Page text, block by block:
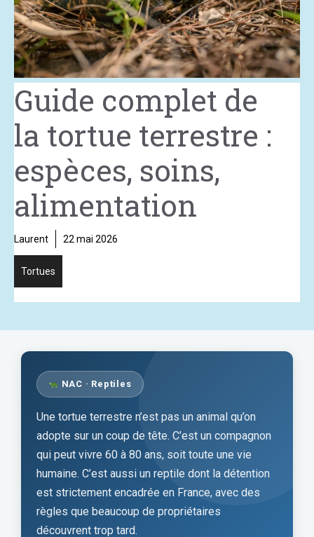
Guide complet de
la tortue terrestre :
espèces, soins,
alimentation
Laurent 22 mai 2026
Tortues
NAC · Reptiles
Une tortue terrestre n’est pas un animal qu’on
adopte sur un coup de tête. C’est un compagnon
qui peut vivre 60 à 80 ans, soit toute une vie
humaine. C’est aussi un reptile dont la détention
est strictement encadrée en France, avec des
règles que beaucoup de propriétaires
découvrent trop tard.